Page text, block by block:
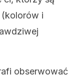
i
obserwować